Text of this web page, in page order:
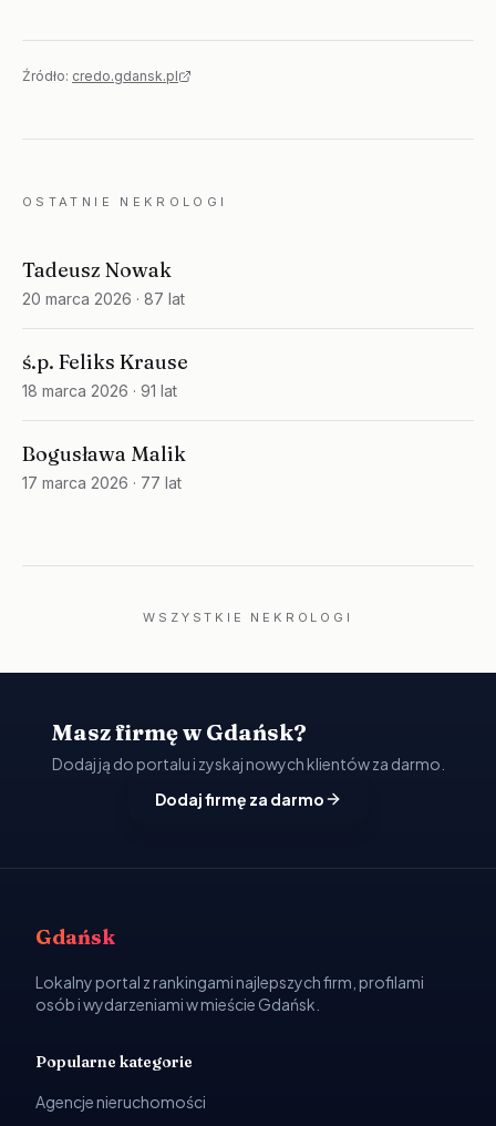
Źródło: credo.gdansk.pl
OSTATNIE NEKROLOGI
Tadeusz Nowak
20 marca 2026 · 87 lat
ś.p. Feliks Krause
18 marca 2026 · 91 lat
Bogusława Malik
17 marca 2026 · 77 lat
WSZYSTKIE NEKROLOGI
Masz firmę w Gdańsk?
Dodaj ją do portalu i zyskaj nowych klientów za darmo.
Dodaj firmę za darmo
Gdańsk
Lokalny portal z rankingami najlepszych firm, profilami
osób i wydarzeniami w mieście Gdańsk.
Popularne kategorie
Agencje nieruchomości